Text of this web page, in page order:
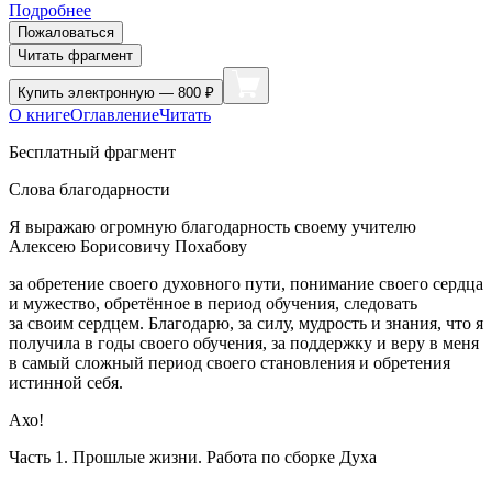
Подробнее
Пожаловаться
Читать фрагмент
Купить электронную — 800 ₽
О книгеОглавлениеЧитать
Бесплатный фрагмент
Слова благодарности
Я выражаю огромную благодарность своему учителю
Алексею Борисовичу Похабову
за обретение своего духовного пути, понимание своего сердца
и мужество, обретённое в период обучения, следовать
за своим сердцем. Благодарю, за силу, мудрость и знания, что я
получила в годы своего обучения, за поддержку и веру в меня
в самый сложный период своего становления и обретения
истинной себя.
Ахо!
Часть 1. Прошлые жизни. Работа по сборке Духа